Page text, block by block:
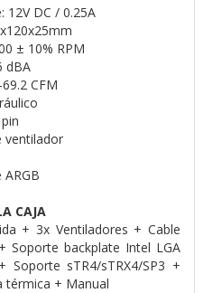
12V DC / 0.25A
± 10% RPM
dBA
CFM
ventilador
CAJA
+ 3x Ventiladores + Cable
Soporte backplate Intel LGA
Soporte sTR4/sTRX4/SP3 +
térmica + Manual